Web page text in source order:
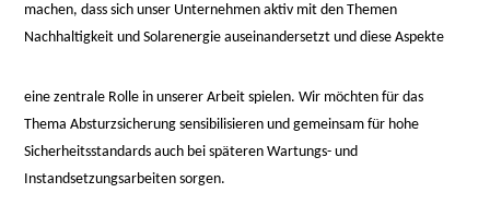
machen, dass sich unser Unternehmen aktiv mit den Themen
Nachhaltigkeit und Solarenergie auseinandersetzt und diese Aspekte
osteopathe-
nyon-
cabinet-
monney
eine zentrale Rolle in unserer Arbeit spielen. Wir möchten für das
Thema Absturzsicherung sensibilisieren und gemeinsam für hohe
Sicherheitsstandards auch bei späteren Wartungs- und
Instandsetzungsarbeiten sorgen.